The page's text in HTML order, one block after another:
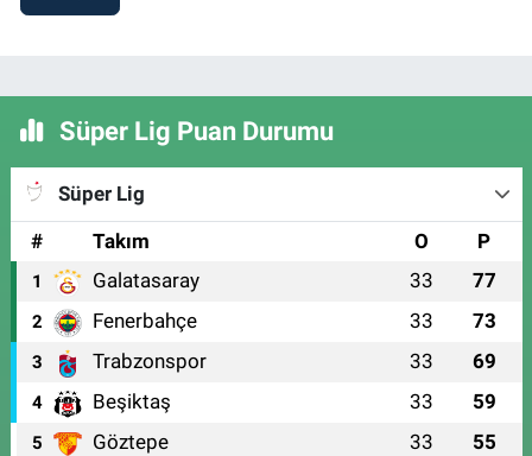
Süper Lig Puan Durumu
Süper Lig
#
Takım O P
1 Galatasaray 33 77
2 Fenerbahçe 33 73
3 Trabzonspor 33 69
4 Beşiktaş 33 59
5 Göztepe 33 55